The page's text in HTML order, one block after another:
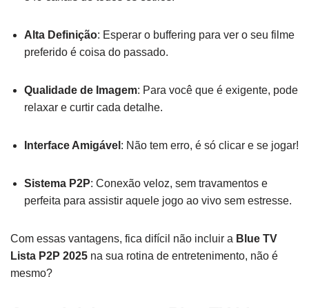
Alta Definição: Esperar o buffering para ver o seu filme
preferido é coisa do passado.
Qualidade de Imagem: Para você que é exigente, pode
relaxar e curtir cada detalhe.
Interface Amigável : Não tem erro, é só clicar e se jogar!
Sistema P2P: Conexão veloz, sem travamentos e
perfeita para assistir aquele jogo ao vivo sem estresse.
Com essas vantagens, fica difícil não incluir a Blue TV
Lista P2P 2025 na sua rotina de entretenimento, não é
mesmo?